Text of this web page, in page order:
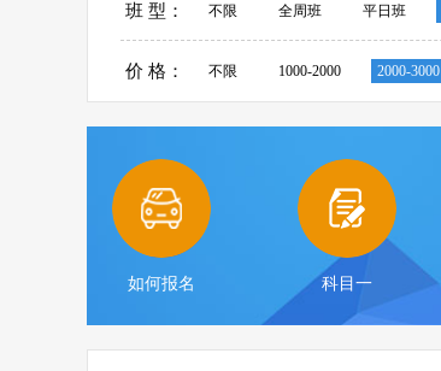
班 型： 不限 全周班 平日班
价 格： 不限 1000-2000 2000-3000
如何报名 科目一